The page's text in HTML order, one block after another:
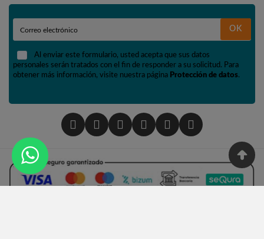
OK
Al enviar este formulario, usted acepta que sus datos
personales serán tratados con el fin de responder a su solicitud. Para
obtener más información, visite nuestra página Protección de datos.